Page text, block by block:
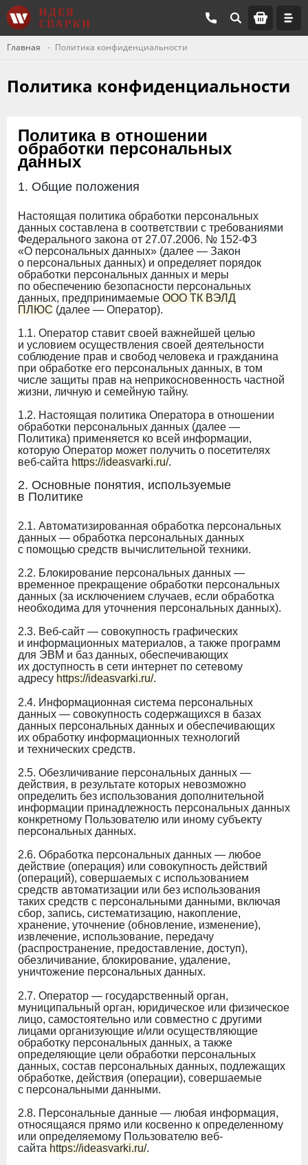
Главная Политика конфиденциальности
Политика конфиденциальности
Политика в отношении
обработки персональных
данных
1. Общие положения
Настоящая политика обработки персональных
данных составлена в соответствии с требованиями
Федерального закона от 27.07.2006. № 152-ФЗ
«О персональных данных» (далее — Закон
о персональных данных) и определяет порядок
обработки персональных данных и меры
по обеспечению безопасности персональных
данных, предпринимаемые ООО ТК ВЭЛД
ПЛЮС (далее — Оператор).
1.1. Оператор ставит своей важнейшей целью
и условием осуществления своей деятельности
соблюдение прав и свобод человека и гражданина
при обработке его персональных данных, в том
числе защиты прав на неприкосновенность частной
жизни, личную и семейную тайну.
1.2. Настоящая политика Оператора в отношении
обработки персональных данных (далее —
Политика) применяется ко всей информации,
которую Оператор может получить о посетителях
веб-сайта https://ideasvarki.ru/.
2. Основные понятия, используемые
в Политике
2.1. Автоматизированная обработка персональных
данных — обработка персональных данных
с помощью средств вычислительной техники.
2.2. Блокирование персональных данных —
временное прекращение обработки персональных
данных (за исключением случаев, если обработка
необходима для уточнения персональных данных).
2.3. Веб-сайт — совокупность графических
и информационных материалов, а также программ
для ЭВМ и баз данных, обеспечивающих
их доступность в сети интернет по сетевому
адресу https://ideasvarki.ru/.
2.4. Информационная система персональных
данных — совокупность содержащихся в базах
данных персональных данных и обеспечивающих
их обработку информационных технологий
и технических средств.
2.5. Обезличивание персональных данных —
действия, в результате которых невозможно
определить без использования дополнительной
информации принадлежность персональных данных
конкретному Пользователю или иному субъекту
персональных данных.
2.6. Обработка персональных данных — любое
действие (операция) или совокупность действий
(операций), совершаемых с использованием
средств автоматизации или без использования
таких средств с персональными данными, включая
сбор, запись, систематизацию, накопление,
хранение, уточнение (обновление, изменение),
извлечение, использование, передачу
(распространение, предоставление, доступ),
обезличивание, блокирование, удаление,
уничтожение персональных данных.
2.7. Оператор — государственный орган,
муниципальный орган, юридическое или физическое
лицо, самостоятельно или совместно с другими
лицами организующие и/или осуществляющие
обработку персональных данных, а также
определяющие цели обработки персональных
данных, состав персональных данных, подлежащих
обработке, действия (операции), совершаемые
с персональными данными.
2.8. Персональные данные — любая информация,
относящаяся прямо или косвенно к определенному
или определяемому Пользователю веб-
сайта https://ideasvarki.ru/.